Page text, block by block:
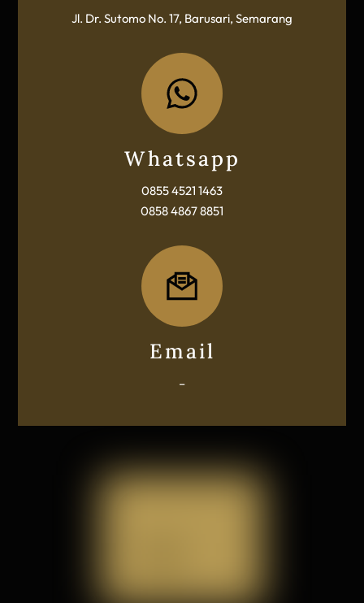
Jl. Dr. Sutomo No. 17, Barusari, Semarang
Icon
label
Whatsapp
0855 4521 1463
0858 4867 8851
Icon
label
Email
–